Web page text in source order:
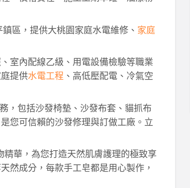
區，提供大桃園家庭水電維修、 家庭
室內配線乙級、用電設備檢驗等職業
提供水電工程 、高低壓配電、冷氣空
，包括沙發椅墊、沙發布套、貓抓布
您可信賴的沙發修理與訂做工廠。立
精華，為您打造天然肌膚護理的極致享
然成分，每款手工皂都是用心製作，